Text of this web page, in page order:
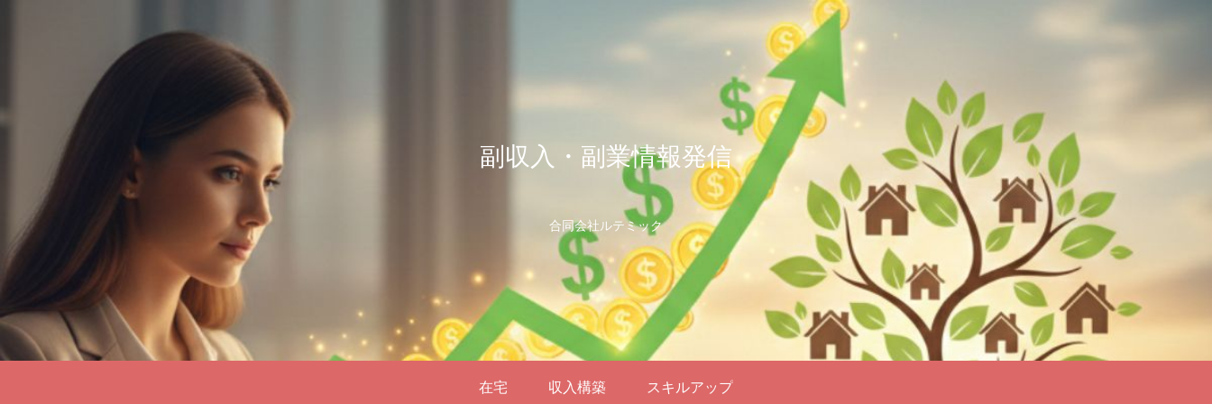
副収入・副業情報発信
合同会社ルテミック
在宅 収入構築 スキルアップ